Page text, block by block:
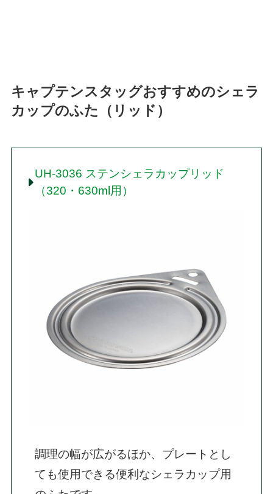
キャプテンスタッグおすすめのシェラ
カップのふた（リッド）
UH-3036 ステンシェラカップリッド
（320・630ml用）
調理の幅が広がるほか、プレートとし
ても使用できる便利なシェラカップ用